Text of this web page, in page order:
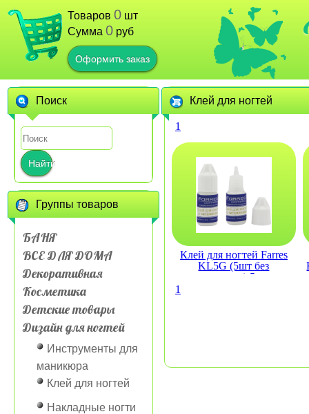
Товаров 0 шт
Сумма 0 руб
Оформить заказ
Поиск
Найти
Группы товаров
БАНЯ
ВСЕ ДЛЯ ДОМА
Декоративная
Косметика
Детские товары
Дизайн для ногтей
Инструменты для
маникюра
Клей для ногтей
Накладные ногти
Клей для ногтей
1
Клей для ногтей Farres
KL5G (5шт без
кисточки) 5гр.
1